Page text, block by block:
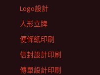
Logo設計
人形立牌
便條紙印刷
信封設計印刷
傳單設計印刷